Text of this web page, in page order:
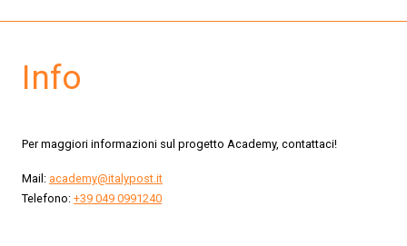
Info
Per maggiori informazioni sul progetto Academy, contattaci!
Mail: academy@italypost.it
Telefono: +39 049 0991240